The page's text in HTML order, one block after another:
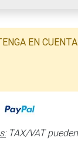
EN
TAX/VAT